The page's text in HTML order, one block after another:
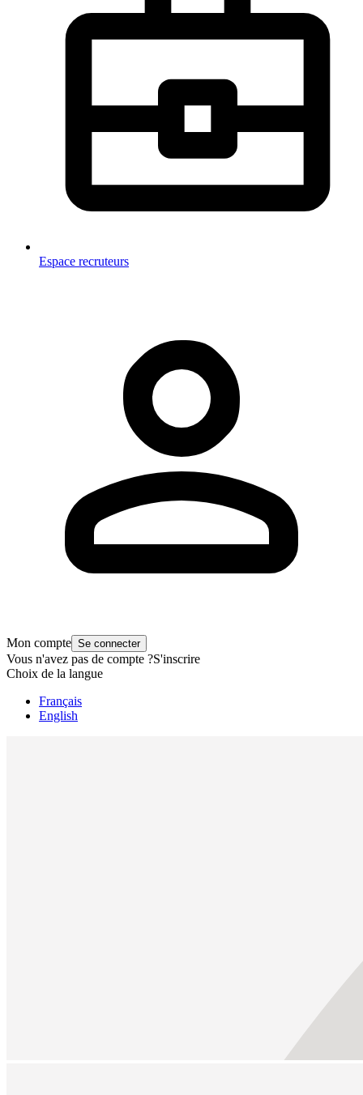
Espace recruteurs
Mon compte Se connecter
Vous n'avez pas de compte ?S'inscrire
Choix de la langue
Français
English